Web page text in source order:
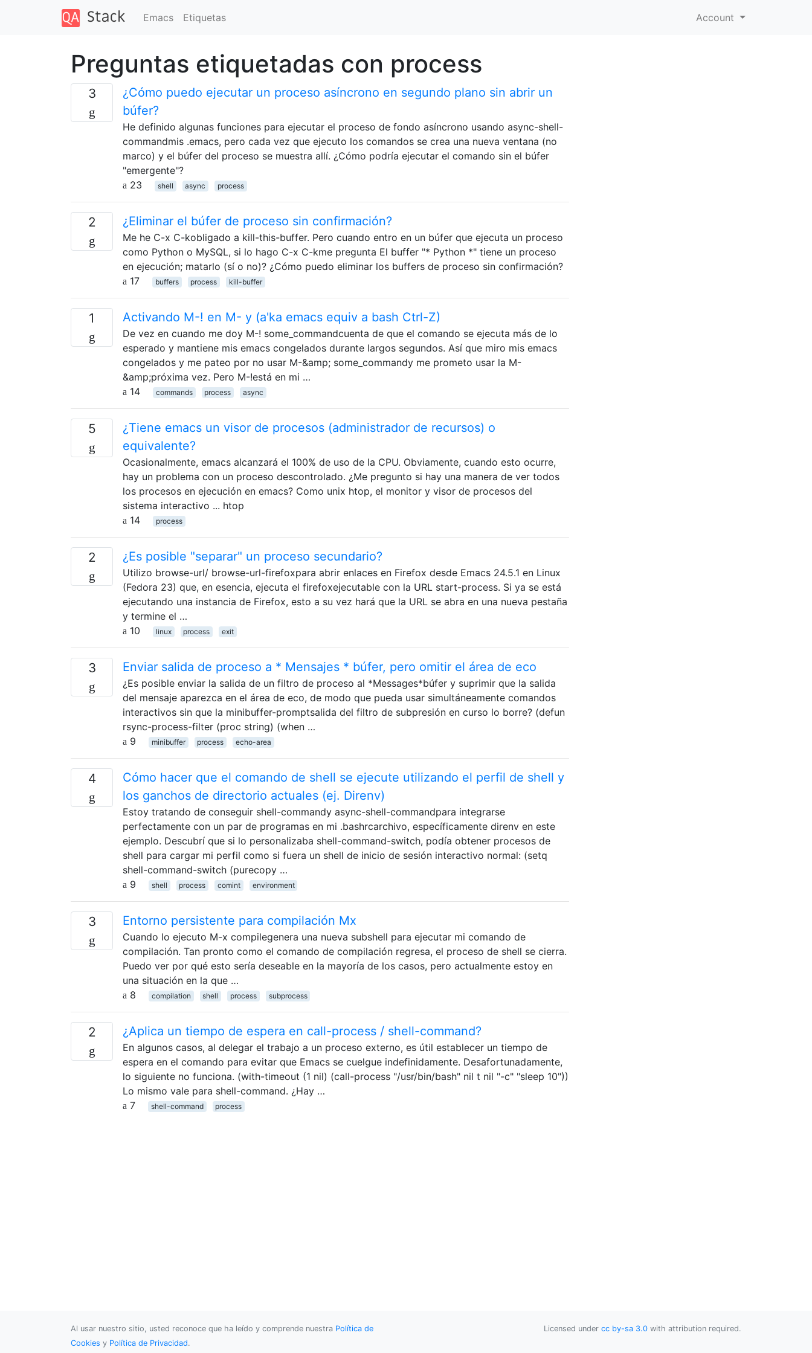
Emacs Etiquetas Account
Preguntas etiquetadas con process
3
¿Cómo puedo ejecutar un proceso asíncrono en segundo plano sin abrir un
búfer?
He definido algunas funciones para ejecutar el proceso de fondo asíncrono usando async-shell-
commandmis .emacs, pero cada vez que ejecuto los comandos se crea una nueva ventana (no
marco) y el búfer del proceso se muestra allí. ¿Cómo podría ejecutar el comando sin el búfer
"emergente"?
23
shell async process
2 ¿Eliminar el búfer de proceso sin confirmación?
Me he C-x C-kobligado a kill-this-buffer. Pero cuando entro en un búfer que ejecuta un proceso
como Python o MySQL, si lo hago C-x C-kme pregunta El buffer "* Python *" tiene un proceso
en ejecución; matarlo (sí o no)? ¿Cómo puedo eliminar los buffers de proceso sin confirmación?
17
buffers process kill-buffer
1 Activando M-! en M- y (a'ka emacs equiv a bash Ctrl-Z)
De vez en cuando me doy M-! some_commandcuenta de que el comando se ejecuta más de lo
esperado y mantiene mis emacs congelados durante largos segundos. Así que miro mis emacs
congelados y me pateo por no usar M-&amp; some_commandy me prometo usar la M-
&amp;próxima vez. Pero M-!está en mi …
14
commands process async
5
¿Tiene emacs un visor de procesos (administrador de recursos) o
equivalente?
Ocasionalmente, emacs alcanzará el 100% de uso de la CPU. Obviamente, cuando esto ocurre,
hay un problema con un proceso descontrolado. ¿Me pregunto si hay una manera de ver todos
los procesos en ejecución en emacs? Como unix htop, el monitor y visor de procesos del
sistema interactivo ... htop
14
process
2 ¿Es posible "separar" un proceso secundario?
Utilizo browse-url/ browse-url-firefoxpara abrir enlaces en Firefox desde Emacs 24.5.1 en Linux
(Fedora 23) que, en esencia, ejecuta el firefoxejecutable con la URL start-process. Si ya se está
ejecutando una instancia de Firefox, esto a su vez hará que la URL se abra en una nueva pestaña
y termine el …
10
linux process exit
3 Enviar salida de proceso a * Mensajes * búfer, pero omitir el área de eco
¿Es posible enviar la salida de un filtro de proceso al *Messages*búfer y suprimir que la salida
del mensaje aparezca en el área de eco, de modo que pueda usar simultáneamente comandos
interactivos sin que la minibuffer-promptsalida del filtro de subpresión en curso lo borre? (defun
rsync-process-filter (proc string) (when …
9
minibuffer process echo-area
4
Cómo hacer que el comando de shell se ejecute utilizando el perfil de shell y
los ganchos de directorio actuales (ej. Direnv)
Estoy tratando de conseguir shell-commandy async-shell-commandpara integrarse
perfectamente con un par de programas en mi .bashrcarchivo, específicamente direnv en este
ejemplo. Descubrí que si lo personalizaba shell-command-switch, podía obtener procesos de
shell para cargar mi perfil como si fuera un shell de inicio de sesión interactivo normal: (setq
shell-command-switch (purecopy …
9
shell process comint environment
3 Entorno persistente para compilación Mx
Cuando lo ejecuto M-x compilegenera una nueva subshell para ejecutar mi comando de
compilación. Tan pronto como el comando de compilación regresa, el proceso de shell se cierra.
Puedo ver por qué esto sería deseable en la mayoría de los casos, pero actualmente estoy en
una situación en la que …
8
compilation shell process subprocess
2 ¿Aplica un tiempo de espera en call-process / shell-command?
En algunos casos, al delegar el trabajo a un proceso externo, es útil establecer un tiempo de
espera en el comando para evitar que Emacs se cuelgue indefinidamente. Desafortunadamente,
lo siguiente no funciona. (with-timeout (1 nil) (call-process "/usr/bin/bash" nil t nil "-c" "sleep 10"))
Lo mismo vale para shell-command. ¿Hay …
7
shell-command process
Al usar nuestro sitio, usted reconoce que ha leído y comprende nuestra Política de
Cookies y Política de Privacidad.
Licensed under cc by-sa 3.0 with attribution required.